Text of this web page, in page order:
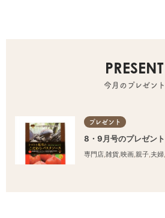
PRESENT
今月のプレゼント
プレゼント
8・9月号のプレゼント
専門店 雑貨 映画 親子 夫婦